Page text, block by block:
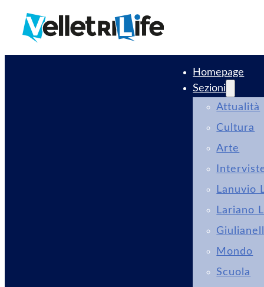
Homepage
Sezioni
Attualità
Cultura
Arte
Lanuvio
Lariano
Mondo
Scuola